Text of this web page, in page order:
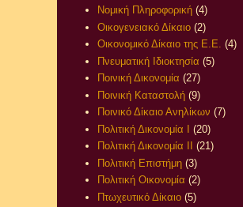
Νομική Πληροφορική (4)
Οικογενειακό Δίκαιο (2)
Οικονομικό Δίκαιο της Ε.Ε. (4)
Πνευματική Ιδιοκτησία (5)
Ποινική Δικονομία (27)
Ποινική Καταστολή (9)
Ποινικό Δίκαιο Ανηλίκων (7)
Πολιτική Δικονομία Ι
(20)
Πολιτική Δικονομία ΙΙ
(21)
Πολιτική Επιστήμη (3)
Πολιτική Οικονομία (2)
Πτωχευτικό Δίκαιο (5)